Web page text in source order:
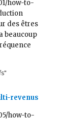
how-to-
des êtres
beaucoup
théories :
revenus
how-to-